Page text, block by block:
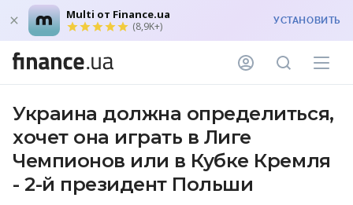
Multi от Finance.ua
(8,9K+) УСТАНОВИТЬ
Украина должна определиться,
хочет она играть в Лиге
Чемпионов или в Кубке Кремля
- 2-й президент Польши